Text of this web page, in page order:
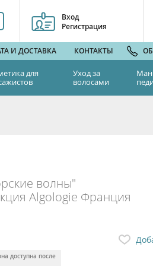
Вход
Регистрация
И ДОСТАВКА КОНТАКТЫ
для
Уход за
волосами
волны"
Algologie Франция
доступна после